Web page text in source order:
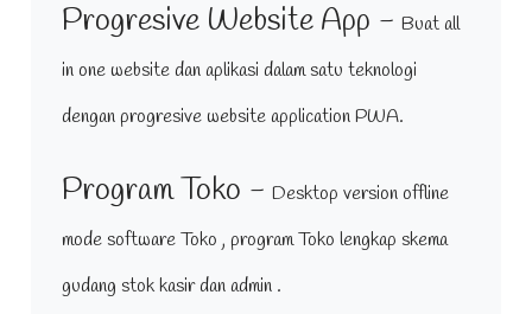
Progresive Website App - Buat all
in one website dan aplikasi dalam satu teknologi
dengan progresive website application PWA.
Program Toko - Desktop version offline
mode software Toko , program Toko lengkap skema
gudang stok kasir dan admin .